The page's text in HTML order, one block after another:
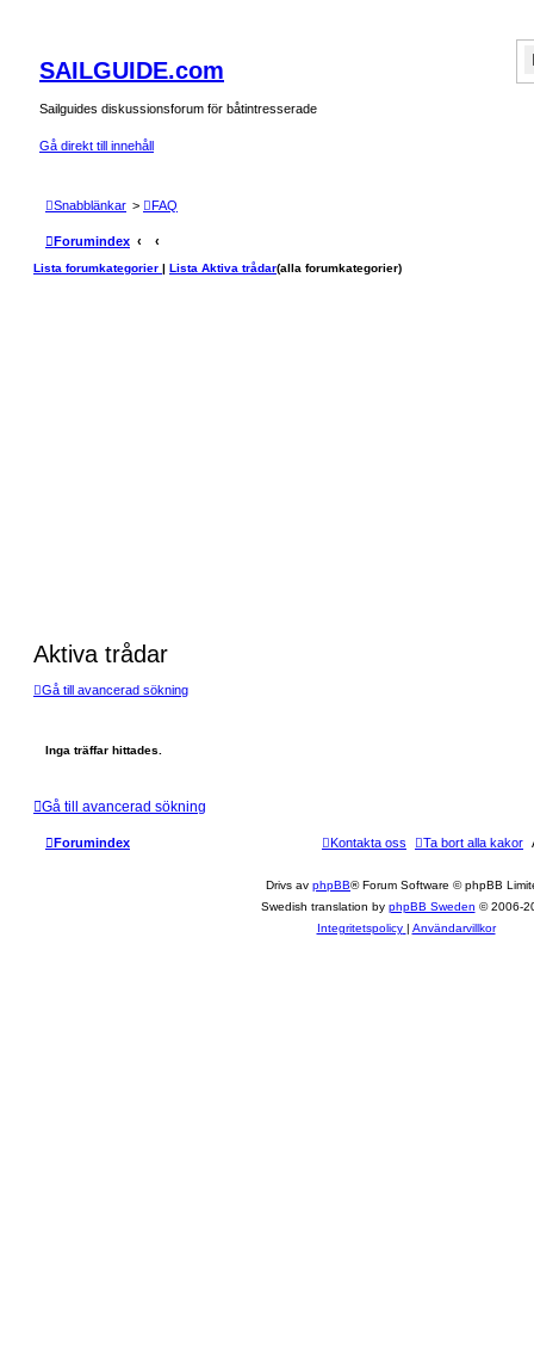
SAILGUIDE.com
Sailguides diskussionsforum för båtintresserade
Gå direkt till innehåll
Snabblänkar > FAQ
Forumindex
Lista forumkategorier Lista Aktiva trådar(alla forumkategorier)
Aktiva trådar
Gå till avancerad sökning
Inga träffar hittades.
Gå till avancerad sökning
Forumindex Ta bort alla kakor
Kontakta oss
Drivs av phpBB® Forum Software © phpBB
Swedish translation by phpBB Sweden © 2006-
Integritetspolicy | Användarvillkor